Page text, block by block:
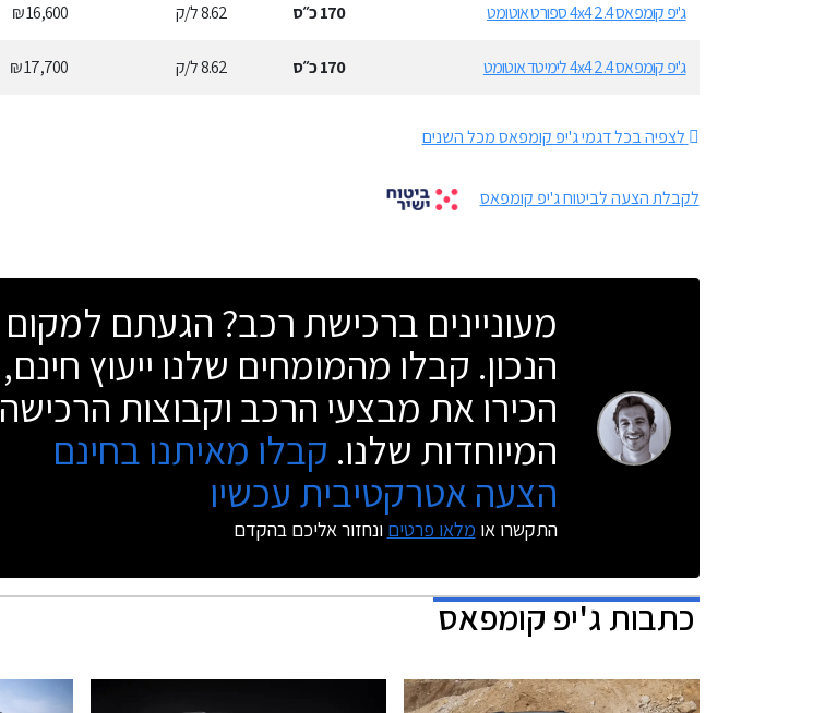
ג'יפ קומפאס 2.4 4x4 ספורט אוטומט
170כ״ס 8.62ל/ק 16,600 ₪
ג'יפ קומפאס 2.4 4x4 לימיטד אוטומט 170כ״ס 8.62ל/ק 17,700 ₪
לצפיה בכל דגמי ג'יפ קומפאס מכל השנים
לקבלת הצעה לביטוח ג'יפ קומפאס
מעוניינים ברכישת רכב? הגעתם למקום
הנכון. קבלו מהמומחים שלנו ייעוץ חינם,
הכירו את מבצעי הרכב וקבוצות הרכישה
המיוחדות שלנו. קבלו מאיתנו בחינם
הצעה אטרקטיבית עכשיו
התקשרו או מלאו פרטים ונחזור אליכם בהקדם
כתבותג'יפ קומפאס